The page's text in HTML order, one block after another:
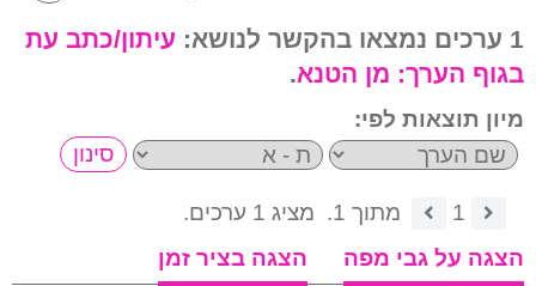
1 ערכים נמצאו בהקשר לנושא:
עיתון/כתב עת
בגוף הערך: מן הטנא.
מיון תוצאות לפי:
1 מתוך 1.
מציג 1 ערכים.
הצגה על גבי מפה
הצגה בציר זמן